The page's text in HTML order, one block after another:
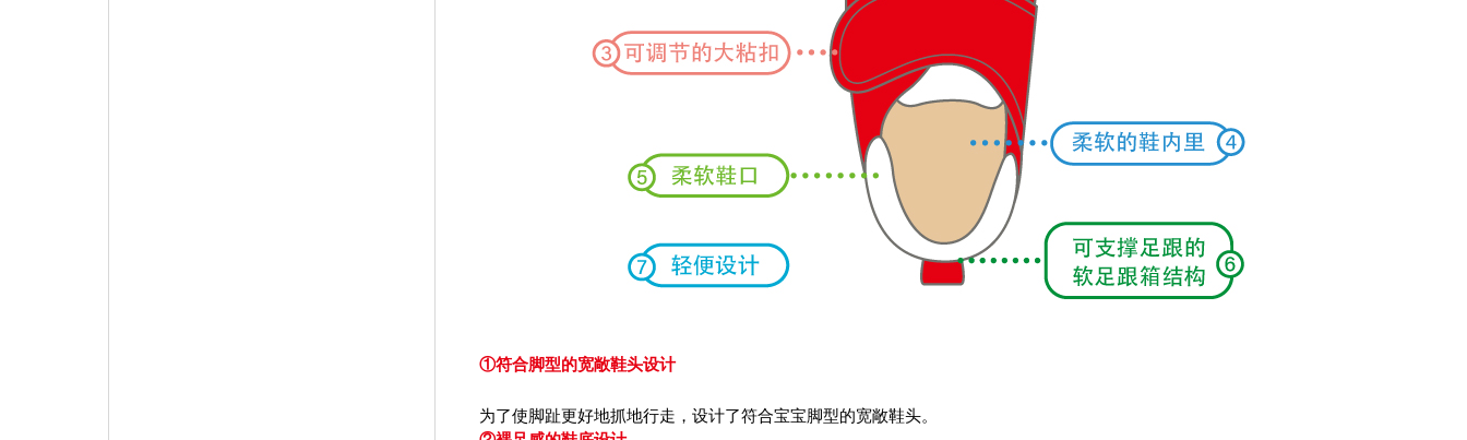
①符合脚型的宽敞鞋头设计
为了使脚趾更好地抓地行走，设计了符合宝宝脚型的宽敞鞋头。